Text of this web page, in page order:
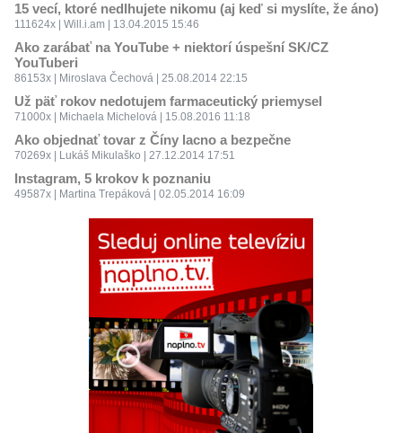
15 vecí, ktoré nedlhujete nikomu (aj keď si myslíte, že áno)
111624x | Will.i.am | 13.04.2015 15:46
Ako zarábať na YouTube + niektorí úspešní SK/CZ
YouTuberi
86153x | Miroslava Čechová | 25.08.2014 22:15
Už päť rokov nedotujem farmaceutický priemysel
71000x | Michaela Michelová | 15.08.2016 11:18
Ako objednať tovar z Číny lacno a bezpečne
70269x | Lukáš Mikulaško | 27.12.2014 17:51
Instagram, 5 krokov k poznaniu
49587x | Martina Trepáková | 02.05.2014 16:09